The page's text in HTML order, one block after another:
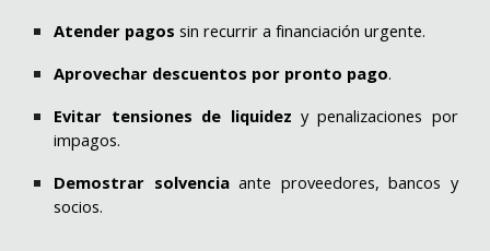
Atender pagossin recurrir a financiación urgente.
Aprovechar descuentos por pronto pago.
Evitar tensiones de liquidez y penalizaciones por
impagos.
Demostrar solvenciaante proveedores, bancos y
socios.